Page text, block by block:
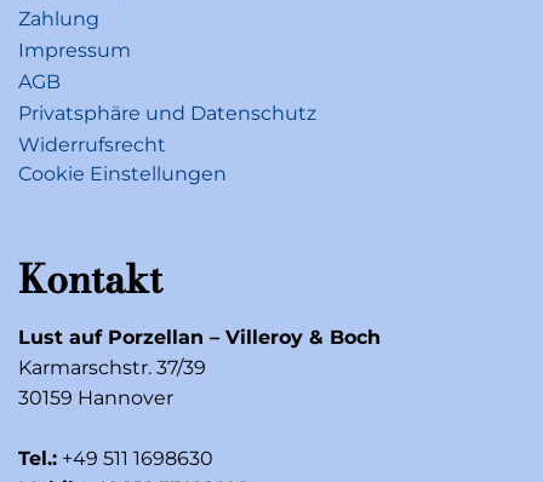
Zahlung
Impressum
AGB
Privatsphäre und Datenschutz
Widerrufsrecht
Cookie Einstellungen
Kontakt
Lust auf Porzellan – Villeroy & Boch
Karmarschstr. 37/39
30159 Hannover
Tel.: +49 511 1698630